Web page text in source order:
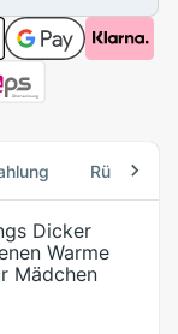
Dicker
Warme
Mädchen